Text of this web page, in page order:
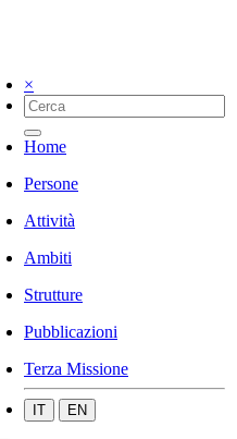
×
Home
Persone
Attività
Ambiti
Strutture
Pubblicazioni
Terza Missione
IT EN